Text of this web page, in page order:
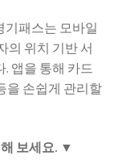
기패스는 모바일
의 위치 기반 서
앱을 통해 카드
을 손쉽게 관리할
보세요. ▼